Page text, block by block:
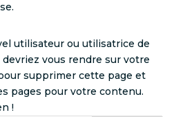
utilisateur ou utilisatrice de
vous rendre sur votre
supprimer cette page et
pages pour votre contenu.
!